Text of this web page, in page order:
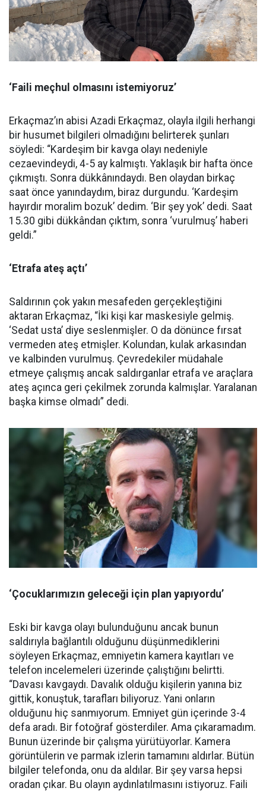
‘Faili meçhul olmasını istemiyoruz’
Erkaçmaz’ın abisi Azadi Erkaçmaz, olayla ilgili herhangi
bir husumet bilgileri olmadığını belirterek şunları
söyledi: “Kardeşim bir kavga olayı nedeniyle
cezaevindeydi, 4-5 ay kalmıştı. Yaklaşık bir hafta önce
çıkmıştı. Sonra dükkânındaydı. Ben olaydan birkaç
saat önce yanındaydım, biraz durgundu. ‘Kardeşim
hayırdır moralim bozuk’ dedim. ‘Bir şey yok’ dedi. Saat
15.30 gibi dükkândan çıktım, sonra ‘vurulmuş’ haberi
geldi.”
‘Etrafa ateş açtı’
Saldırının çok yakın mesafeden gerçekleştiğini
aktaran Erkaçmaz, “İki kişi kar maskesiyle gelmiş.
‘Sedat usta’ diye seslenmişler. O da dönünce fırsat
vermeden ateş etmişler. Kolundan, kulak arkasından
ve kalbinden vurulmuş. Çevredekiler müdahale
etmeye çalışmış ancak saldırganlar etrafa ve araçlara
ateş açınca geri çekilmek zorunda kalmışlar. Yaralanan
başka kimse olmadı” dedi.
‘Çocuklarımızın geleceği için plan yapıyordu’
Eski bir kavga olayı bulunduğunu ancak bunun
saldırıyla bağlantılı olduğunu düşünmediklerini
söyleyen Erkaçmaz, emniyetin kamera kayıtları ve
telefon incelemeleri üzerinde çalıştığını belirtti.
“Davası kavgaydı. Davalık olduğu kişilerin yanına biz
gittik, konuştuk, tarafları biliyoruz. Yani onların
olduğunu hiç sanmıyorum. Emniyet gün içerinde 3-4
defa aradı. Bir fotoğraf gösterdiler. Ama çıkaramadım.
Bunun üzerinde bir çalışma yürütüyorlar. Kamera
görüntülerin ve parmak izlerin tamamını aldırlar. Bütün
bilgiler telefonda, onu da aldılar. Bir şey varsa hepsi
oradan çıkar. Bu olayın aydınlatılmasını istiyoruz. Faili